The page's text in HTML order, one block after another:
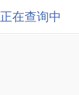
正在查询中